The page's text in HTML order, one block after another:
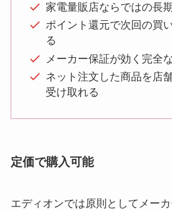
家電量販店ならではの長
ポイント還元で次回の買
る
メーカー保証が効く完全
ネット注文した商品を店
受け取れる
定価で購入可能
エディオンでは原則としてメー